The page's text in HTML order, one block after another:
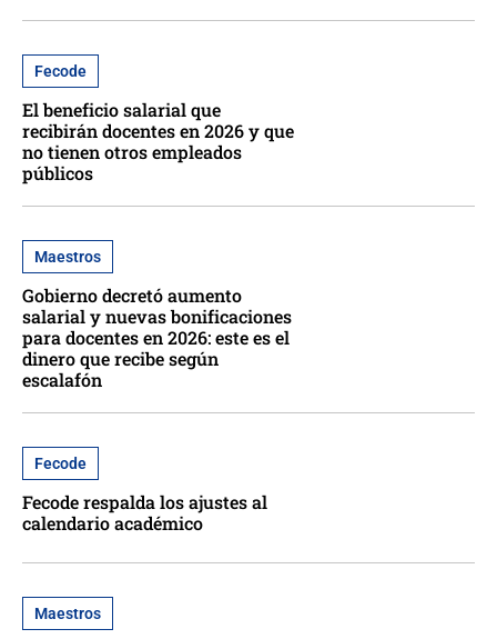
Fecode
El beneficio salarial que
recibirán docentes en 2026 y que
no tienen otros empleados
públicos
Maestros
Gobierno decretó aumento
salarial y nuevas bonificaciones
para docentes en 2026: este es el
dinero que recibe según
escalafón
Fecode
Fecode respalda los ajustes al
calendario académico
Maestros